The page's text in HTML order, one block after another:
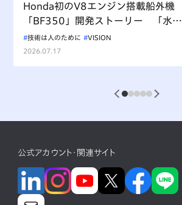
Honda初のV8エンジン搭載船外機
「BF350」開発ストーリー 「水上
を走るもの、水を汚すべからず」を
受け継ぐ挑戦
技術は人のために
VISION
2026.07.17
1 2 3 4 5
公式アカウント・関連サイト